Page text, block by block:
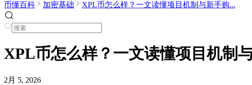
币懂百科 加密基础 XPL币怎么样？一文读懂项目机制与新手购...
XPL币怎么样？一文读懂项目机制
2月 5, 2026